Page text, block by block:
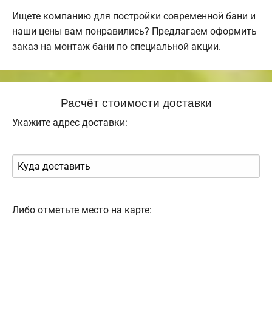
Ищете компанию для постройки современной бани и
наши цены вам понравились? Предлагаем оформить
заказ на монтаж бани по специальной акции.
Расчёт стоимости доставки
Укажите адрес доставки:
Либо отметьте место на карте: